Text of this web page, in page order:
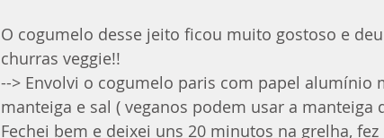
O cogumelo desse jeito ficou muito gostoso e
churras veggie!!
--> Envolvi o cogumelo paris com papel
manteiga e sal ( veganos podem usar a manteiga
Fechei bem e deixei uns 20 minutos na grelha,